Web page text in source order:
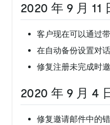
2020 年 9 月 11
客户现在可以通过
在自动备份设置对
修复注册未完成时
2020 年 9 月 4
修复邀请邮件中的